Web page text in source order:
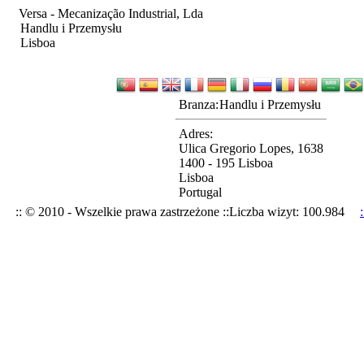
Versa - Mecanização Industrial, Lda
Handlu i Przemysłu
Lisboa
Branza:Handlu i Przemysłu
Adres:
Ulica Gregorio Lopes, 1638
1400 - 195 Lisboa
Lisboa
Portugal
:: © 2010 - Wszelkie prawa zastrzeżone ::Liczba wizyt: 100.984